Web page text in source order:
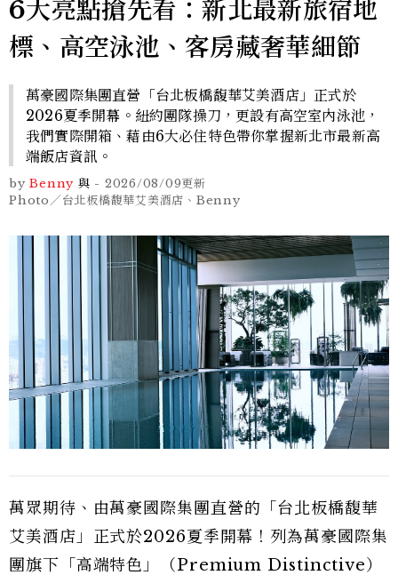
6大亮點搶先看：新北最新旅宿地
標、高空泳池、客房藏奢華細節
萬豪國際集團直營「台北板橋馥華艾美酒店」正式於
2026夏季開幕。紐約團隊操刀，更設有高空室內泳池，
我們實際開箱、藉由6大必住特色帶你掌握新北市最新高
端飯店資訊。
by Benny 與 - 2026/08/09更新
Photo／台北板橋馥華艾美酒店、Benny
萬眾期待、由萬豪國際集團直營的「台北板橋馥華
艾美酒店」正式於2026夏季開幕！列為萬豪國際集
團旗下「高端特色」（Premium Distinctive）